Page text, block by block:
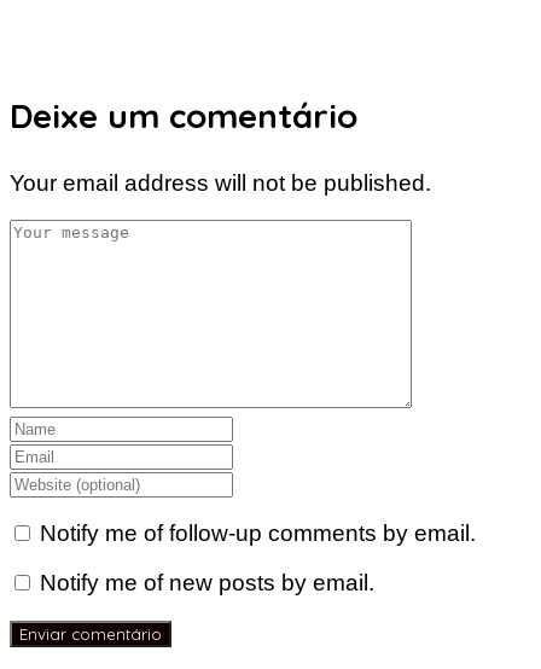
Deixe um comentário
Your email address will not be published.
Notify me of follow-up comments by email.
Notify me of new posts by email.